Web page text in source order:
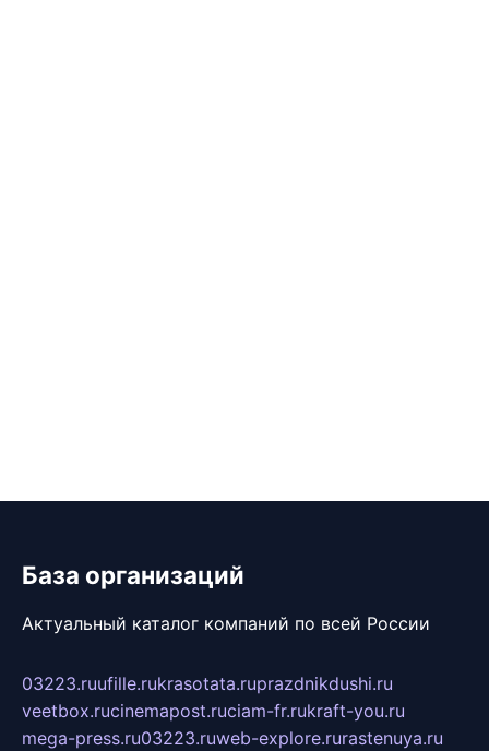
База организаций
Актуальный каталог компаний по всей России
03223.ruufille.rukrasotata.ruprazdnikdushi.ru
veetbox.rucinemapost.ruciam-fr.rukraft-you.ru
mega-press.ru03223.ruweb-explore.rurastenuya.ru